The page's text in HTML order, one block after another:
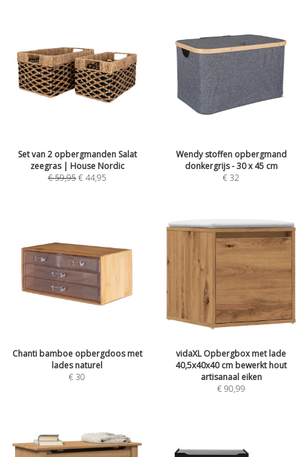
Set van 2 opbergmanden Salat
zeegras | House Nordic
€59,95 €44,95
Wendy stoffen opbergmand
donkergrijs - 30 x 45 cm
€32
Chanti bamboe opbergdoos met
lades naturel
€30
vidaXL Opbergbox met lade
40,5x40x40 cm bewerkt hout
artisanaal eiken
€90,99